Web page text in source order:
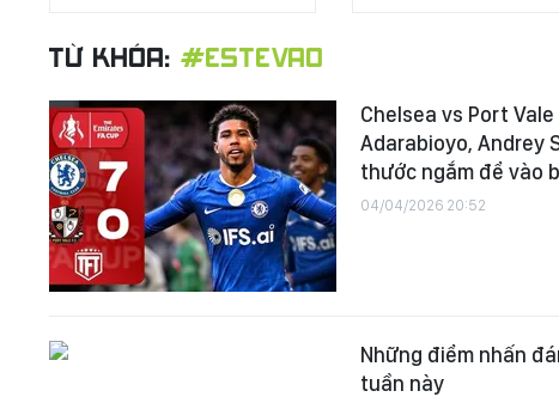
TỪ KHÓA: #ESTEVAO
Chelsea vs Port
Adarabioyo, Andrey
thước ngắm để vào
04/04/2026 20:52
Những điểm nhấn
tuần này